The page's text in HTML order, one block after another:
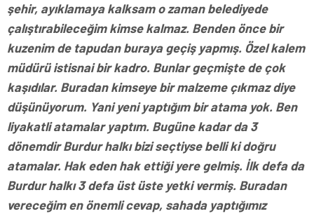
şehir, ayıklamaya kalksam o zaman belediyede
çalıştırabileceğim kimse kalmaz. Benden önce bir
kuzenim de tapudan buraya geçiş yapmış. Özel kalem
müdürü istisnai bir kadro. Bunlar geçmişte de çok
kaşıdılar. Buradan kimseye bir malzeme çıkmaz diye
düşünüyorum. Yani yeni yaptığım bir atama yok. Ben
liyakatli atamalar yaptım. Bugüne kadar da 3
dönemdir Burdur halkı bizi seçtiyse belli ki doğru
atamalar. Hak eden hak ettiği yere gelmiş. İlk defa da
Burdur halkı 3 defa üst üste yetki vermiş. Buradan
vereceğim en önemli cevap, sahada yaptığımız